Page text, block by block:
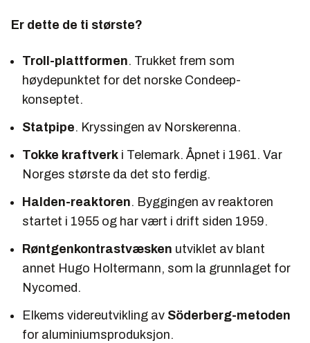
Er dette de ti største?
Troll-plattformen. Trukket frem som
høydepunktet for det norske Condeep-
konseptet.
Statpipe. Kryssingen av Norskerenna.
Tokke kraftverk i Telemark. Åpnet i 1961. Var
Norges største da det sto ferdig.
Halden-reaktoren. Byggingen av reaktoren
startet i 1955 og har vært i drift siden 1959.
Røntgenkontrastvæsken utviklet av blant
annet Hugo Holtermann, som la grunnlaget for
Nycomed.
Elkems videreutvikling av Söderberg-metoden
for aluminiumsproduksjon.